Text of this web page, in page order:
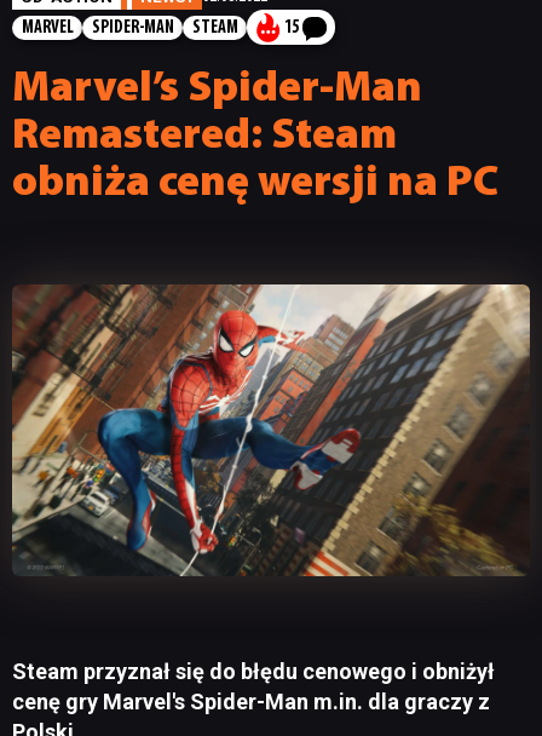
MARVEL
SPIDER-MAN STEAM 15
Marvel’s Spider-Man
Remastered: Steam
obniża cenę wersji na PC
Steam przyznał się do błędu cenowego i obniżył
cenę gry Marvel's Spider-Man m.in. dla graczy z